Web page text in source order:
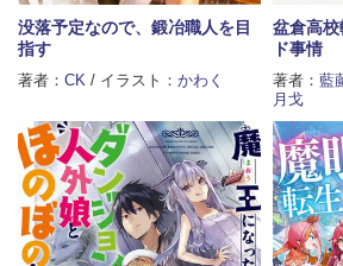
没落予定なので、鍛冶職人を目
指す
著者： CK / イラスト： かわく
盆倉高
ド事情
著者： 藍
月戈